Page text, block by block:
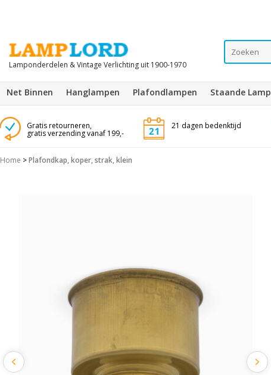
Lamponderdelen & Vintage Verlichting uit 1900-1970
Net Binnen Hanglampen Plafondlampen Staande Lamp
Gratis retourneren,
gratis verzending vanaf 199,-
21 dagen bedenktijd
Home >Plafondkap, koper, strak, klein